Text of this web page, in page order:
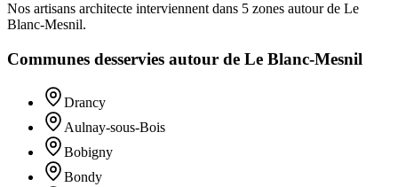
Nos artisans architecte interviennent dans 5 zones autour de Le
Blanc-Mesnil.
Communes desservies autour de Le Blanc-Mesnil
Drancy
Aulnay-sous-Bois
Bobigny
Bondy